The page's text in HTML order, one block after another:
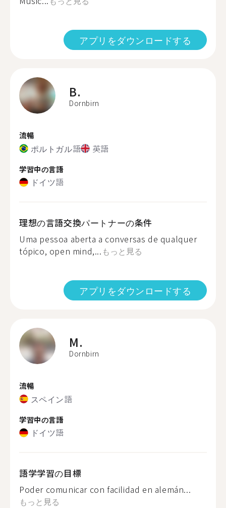
アプリをダウンロードする
B.
Dornbirn
流暢
ポルトガル語 英語
学習中の言語
ドイツ語
理想の言語交換パートナーの条件
Uma pessoa aberta a conversas de qualquer
tópico, open mind,... もっと見る
アプリをダウンロードする
M.
Dornbirn
流暢
スペイン語
学習中の言語
ドイツ語
語学学習の目標
Poder comunicar con facilidad en alemán...
もっと見る